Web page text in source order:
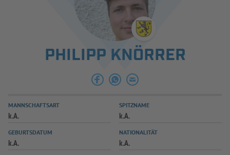
SPIELBETRIEB & VERBANDSLEBEN
AUSBILDUNG & FÖRDERUNG
SPIELPLUS
PHILIPP KNÖRRER
MANNSCHAFTSART
k.A.
SPITZNAME
k.A.
GEBURTSDATUM
k.A.
NATIONALITÄT
k.A.